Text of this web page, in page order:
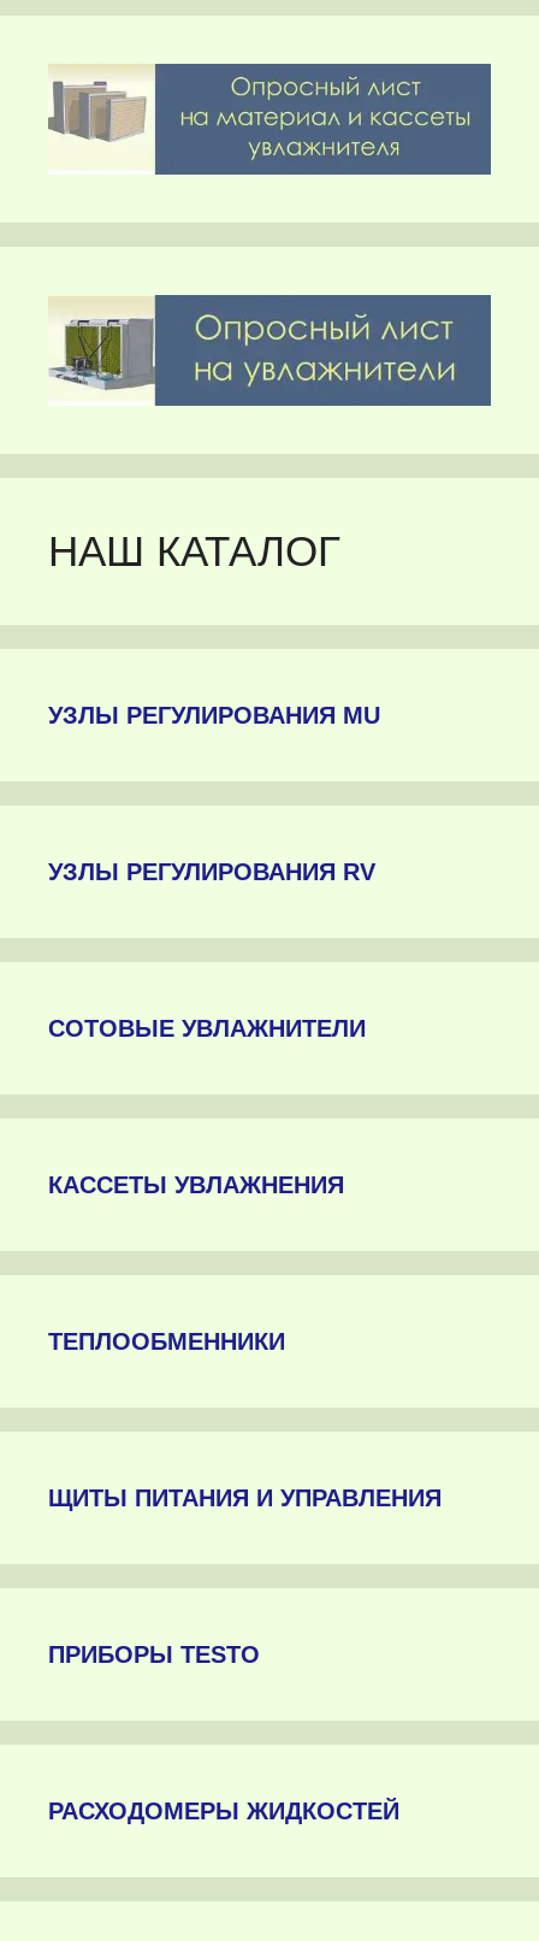
НАШ КАТАЛОГ
УЗЛЫ РЕГУЛИРОВАНИЯ MU
УЗЛЫ РЕГУЛИРОВАНИЯ RV
СОТОВЫЕ УВЛАЖНИТЕЛИ
КАССЕТЫ УВЛАЖНЕНИЯ
ТЕПЛООБМЕННИКИ
ЩИТЫ ПИТАНИЯ И УПРАВЛЕНИЯ
ПРИБОРЫ TESTO
РАСХОДОМЕРЫ ЖИДКОСТЕЙ